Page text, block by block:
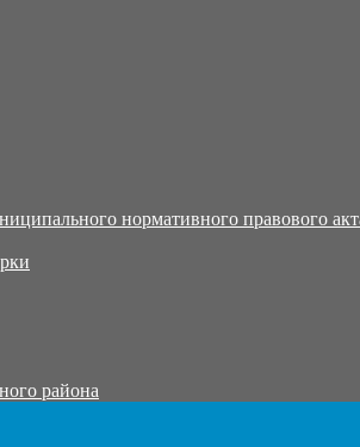
нормативного правового
района